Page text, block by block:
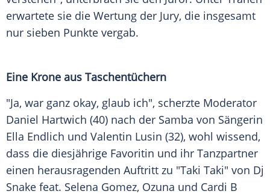
erwartete sie die Wertung der Jury, die insgesamt
nur sieben Punkte vergab.
Eine Krone aus Taschentüchern
"Ja, war ganz okay, glaub ich", scherzte Moderator
Daniel Hartwich (40) nach der Samba von Sängerin
Ella Endlich und Valentin Lusin (32), wohl wissend,
dass die diesjährige Favoritin und ihr Tanzpartner
einen herausragenden Auftritt zu "Taki Taki" von Dj
Snake feat. Selena Gomez, Ozuna und Cardi B